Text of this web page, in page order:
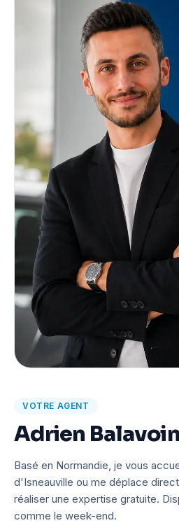
VOTRE AGENT
Adrien
Basé en Normandie, je vous
d'Isneauville ou me déplace
réaliser une expertise gratuite.
comme le week-end.